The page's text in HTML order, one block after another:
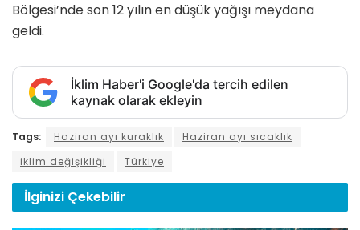
Bölgesi’nde son 12 yılın en düşük yağışı meydana
geldi.
İklim Haber'i Google'da tercih edilen
kaynak olarak ekleyin
Tags: Haziran ayı kuraklık
Haziran ayı sıcaklık
iklim değişikliği
Türkiye
İlginizi Çekebilir